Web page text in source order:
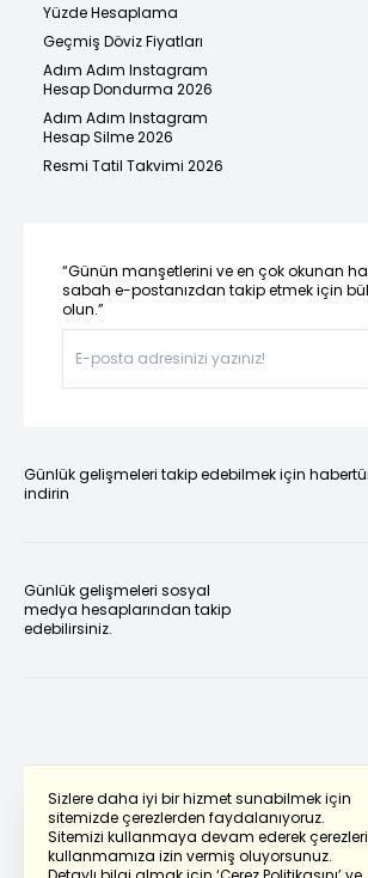
Sizlere daha iyi bir hizmet sunabilmek için
sitemizde çerezlerden faydalanıyoruz.
Sitemizi kullanmaya devam ederek çerezleri
kullanmamıza izin vermiş oluyorsunuz.
Yüzde Hesaplama
Geçmiş Döviz Fiyatları
Adım Adım Instagram
Hesap Dondurma 2026
Adım Adım Instagram
Hesap Silme 2026
Resmi Tatil Takvimi 2026
“Günün manşetlerini ve en çok okunan
sabah e-postanızdan takip etmek için
olun.”
Günlük gelişmeleri takip edebilmek için
indirin
Günlük gelişmeleri sosyal
medya hesaplarından takip
edebilirsiniz.
Powered by Translate